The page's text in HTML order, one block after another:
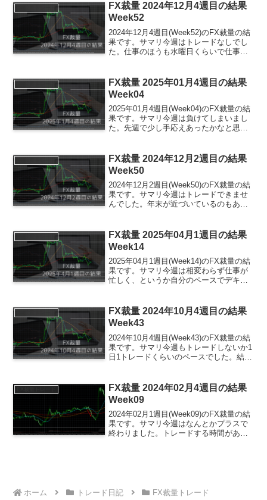
FX裁量 2024年12月4週目の結果
Week52
2024年12月4週目(Week52)のFX裁量の結
果です。サマリ今週はトレードなしでし
た。仕事のほうも水曜日くらいで仕事納
おりましたので、そもそもあまりトレ
ー...
FX裁量 2025年01月4週目の結果
Week04
2025年01月4週目(Week04)のFX裁量の結
果です。サマリ今週は負けてしまいまし
た。先週で少し手応えあったかなと思っ
た。大負けした翌日に頑張りましたが、
巻き返し...
FX裁量 2024年12月2週目の結果
Week50
2024年12月2週目(Week50)のFX裁量の結
果です。サマリ今週はトレードできませ
んでした。年末が近づいているのもあ
りきれなかった仕事をやっておりまし
た。お仕事で...
FX裁量 2025年04月1週目の結果
Week14
2025年04月1週目(Week14)のFX裁量の結
果です。サマリ今週は相変わらず仕事が
忙しく、というか自分のペースでデキる
急かされるのでなかなか思うように時間
が調整で...
FX裁量 2024年10月4週目の結果
Week43
2024年10月4週目(Week43)のFX裁量の結
果です。サマリ今週もトレードしないか1
日1トレードくらいのペースでした。結果
り握力が弱いなと感じています。ちょっ
とチ...
FX裁量 2024年02月4週目の結果
Week09
2024年02月1週目(Week09)のFX裁量の結
果です。サマリ今週はなんとかプラスで
終わりました。トレードする時間があま
ホーム トレード日記 FX裁量トレード